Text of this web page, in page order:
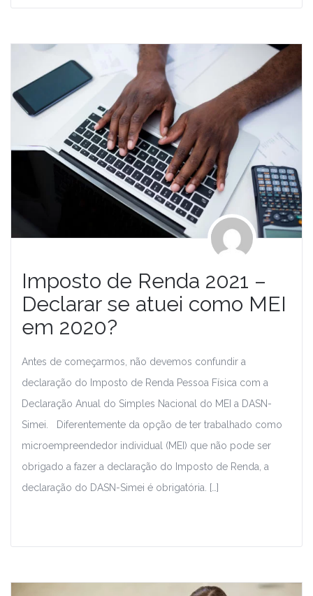
Imposto de Renda 2021 –
Declarar se atuei como MEI
em 2020?
Antes de começarmos, não devemos confundir a
declaração do Imposto de Renda Pessoa Física com a
Declaração Anual do Simples Nacional do MEI a DASN-
Simei. Diferentemente da opção de ter trabalhado como
microempreendedor individual (MEI) que não pode ser
obrigado a fazer a declaração do Imposto de Renda, a
declaração do DASN-Simei é obrigatória. […]